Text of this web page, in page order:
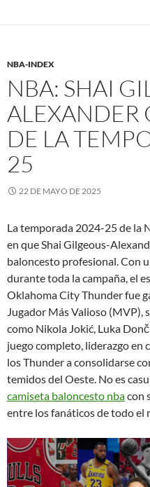
NBA-INDEX
NBA: SHAI
ALEXANDER
DE LA
25
22 DE MAYO DE 2025
La temporada 2024-25 de la
en que Shai Gilgeous-
baloncesto profesional. Con
durante toda la campaña, el
Oklahoma City Thunder fue
Jugador Más Valioso (MVP),
como Nikola Jokić, Luka
juego completo, liderazgo en
los Thunder a consolidarse
temidos del Oeste. No es
camiseta baloncesto nbacon
entre los fanáticos de todo el